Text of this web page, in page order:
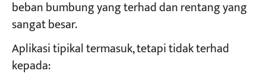
beban bumbung yang terhad dan rentang yang
sangat besar.
Aplikasi tipikal termasuk, tetapi tidak terhad
kepada: